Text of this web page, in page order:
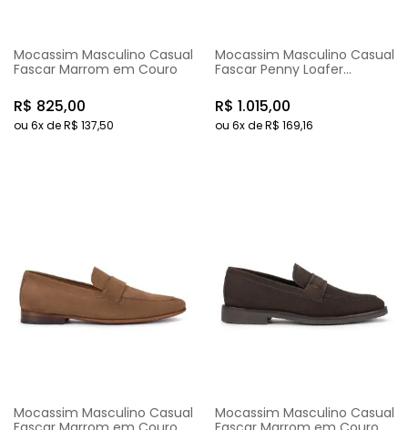
Mocassim Masculino Casual
Fascar Marrom em Couro
R$ 825,00
ou 6x deR$ 137,50
Mocassim Masculino Casual
Fascar Penny Loafer
R$ 1.015,00
ou 6x deR$ 169,16
Mocassim Masculino Casual
Mocassim Masculino Casual